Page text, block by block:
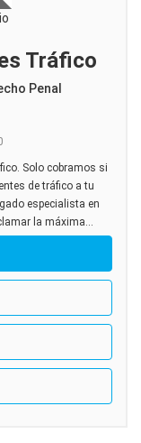
Tráfico
Penal
Solo cobramos si
de tráfico a tu
especialista en
la máxima...